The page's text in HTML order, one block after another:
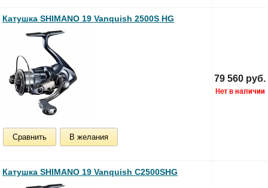
Катушка SHIMANO 19 Vanquish 2500S HG
Сравнить В желания
79 560 руб.
Катушка SHIMANO 19 Vanquish C2500SHG